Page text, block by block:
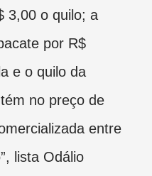
3,00 o quilo; a
por R$
e o quilo da
no preço de
entre
lista Odálio